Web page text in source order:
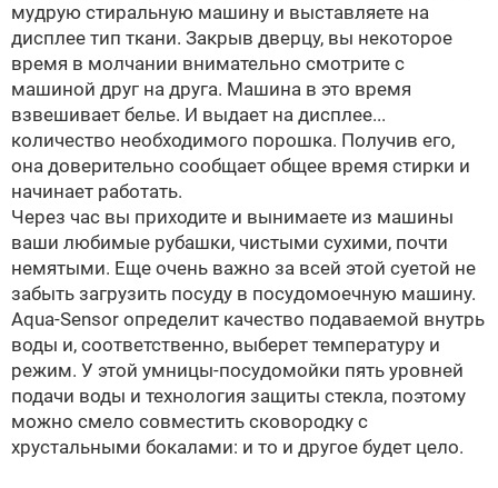
мудрую стиральную машину и выставляете на
дисплее тип ткани. Закрыв дверцу, вы некоторое
время в молчании внимательно смотрите с
машиной друг на друга. Машина в это время
взвешивает белье. И выдает на дисплее...
количество необходимого порошка. Получив его,
она доверительно сообщает общее время стирки и
начинает работать.
Через час вы приходите и вынимаете из машины
ваши любимые рубашки, чистыми сухими, почти
немятыми. Еще очень важно за всей этой суетой не
забыть загрузить посуду в посудомоечную машину.
Aqua-Sensor определит качество подаваемой внутрь
воды и, соответственно, выберет температуру и
режим. У этой умницы-посудомойки пять уровней
подачи воды и технология защиты стекла, поэтому
можно смело совместить сковородку с
хрустальными бокалами: и то и другое будет цело.